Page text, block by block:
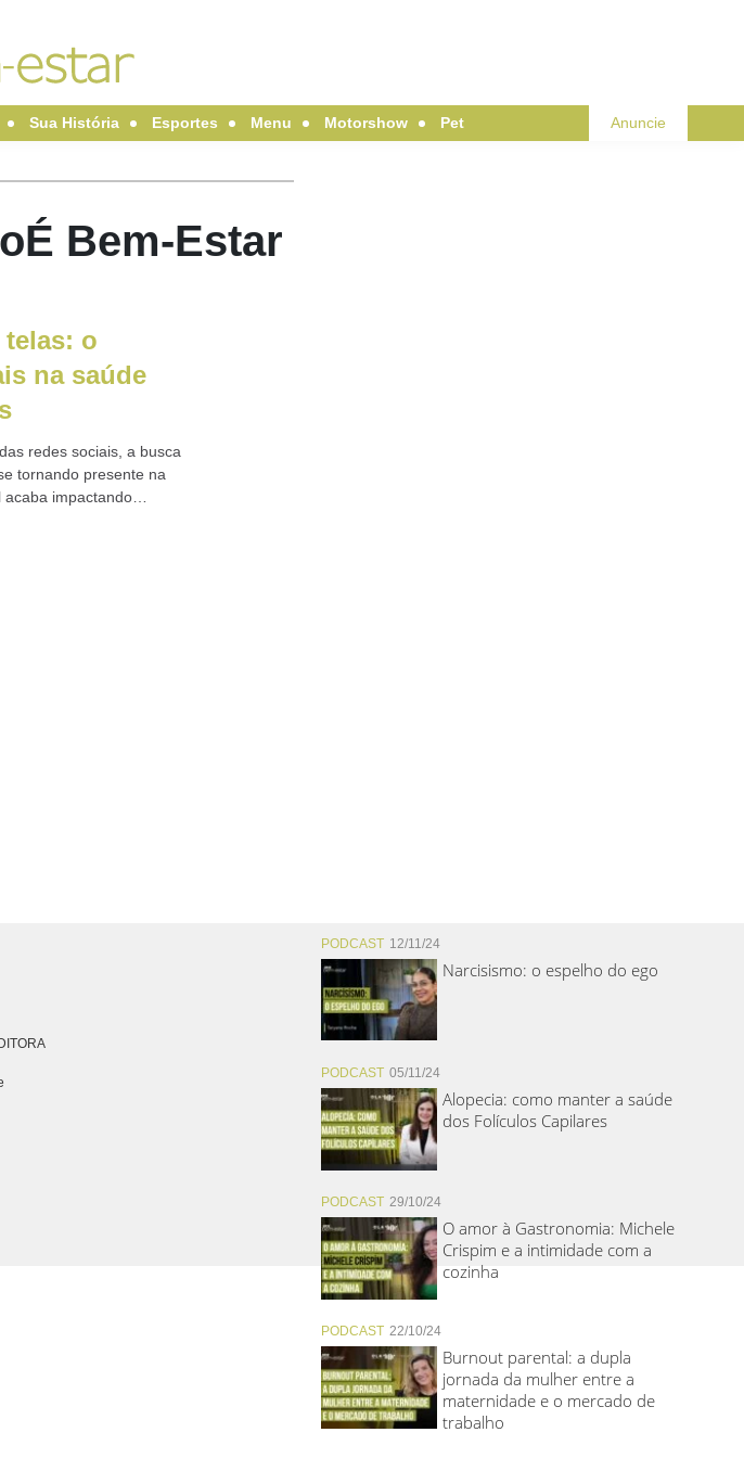
Sua História Esportes Menu Motorshow Pet Anuncie
Bem-Estar
o
na saúde
redes sociais, a busca
tornando presente na
acaba impactando
PODCAST 12/11/24
Narcisismo: o espelho do ego
PODCAST 05/11/24
Alopecia: como manter a saúde
dos Folículos Capilares
PODCAST 29/10/24
O amor à Gastronomia: Michele
Crispim e a intimidade com a
cozinha
PODCAST 22/10/24
Burnout parental: a dupla
jornada da mulher entre a
maternidade e o mercado de
trabalho